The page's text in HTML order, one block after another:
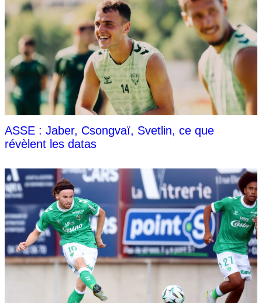
ASSE : Jaber, Csongvaï, Svetlin, ce que
révèlent les datas